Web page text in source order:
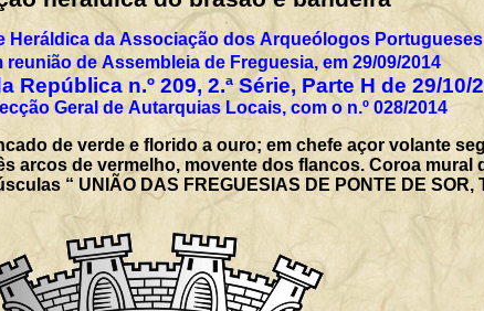
Heráldica da Associação dos Arqueólogos Portugueses
reunião de Assembleia de Freguesia, em 29/09/2014
República n.º 209, 2.ª Série, Parte H de 29/10/
Geral de Autarquias Locais, com o n.º 028/2014
de verde e florido a ouro; em chefe açor volante
arcos de vermelho, movente dos flancos. Coroa mural
“ UNIÃO DAS FREGUESIAS DE PONTE DE SOR,